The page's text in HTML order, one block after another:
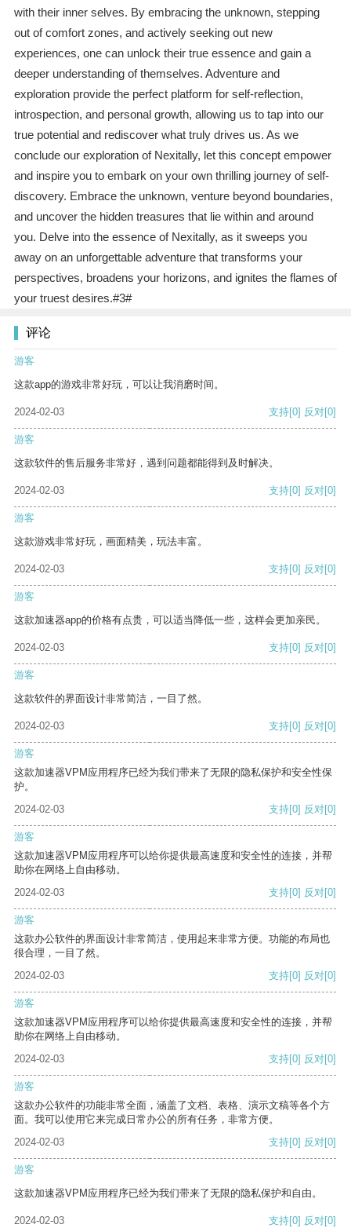
with their inner selves. By embracing the unknown, stepping
out of comfort zones, and actively seeking out new
experiences, one can unlock their true essence and gain a
deeper understanding of themselves. Adventure and
exploration provide the perfect platform for self-reflection,
introspection, and personal growth, allowing us to tap into our
true potential and rediscover what truly drives us. As we
conclude our exploration of Nexitally, let this concept empower
and inspire you to embark on your own thrilling journey of self-
discovery. Embrace the unknown, venture beyond boundaries,
and uncover the hidden treasures that lie within and around
you. Delve into the essence of Nexitally, as it sweeps you
away on an unforgettable adventure that transforms your
perspectives, broadens your horizons, and ignites the flames of
your truest desires.#3#
评论
游客
这款app的游戏非常好玩，可以让我消磨时间。
2024-02-03 支持[0] 反对[0]
游客
这款软件的售后服务非常好，遇到问题都能得到及时解决。
2024-02-03 支持[0] 反对[0]
游客
这款游戏非常好玩，画面精美，玩法丰富。
2024-02-03 支持[0] 反对[0]
游客
这款加速器app的价格有点贵，可以适当降低一些，这样会更加亲民。
2024-02-03 支持[0] 反对[0]
游客
这款软件的界面设计非常简洁，一目了然。
2024-02-03 支持[0] 反对[0]
游客
这款加速器VPM应用程序已经为我们带来了无限的隐私保护和安全性保
护。
2024-02-03
支持[0] 反对[0]
游客
这款加速器VPM应用程序可以给你提供最高速度和安全性的连接，并帮
助你在网络上自由移动。
2024-02-03
支持[0] 反对[0]
游客
这款办公软件的界面设计非常简洁，使用起来非常方便。功能的布局也
很合理，一目了然。
2024-02-03
支持[0] 反对[0]
游客
这款加速器VPM应用程序可以给你提供最高速度和安全性的连接，并帮
助你在网络上自由移动。
2024-02-03
支持[0] 反对[0]
游客
这款办公软件的功能非常全面，涵盖了文档、表格、演示文稿等各个方
面。我可以使用它来完成日常办公的所有任务，非常方便。
2024-02-03
支持[0] 反对[0]
游客
这款加速器VPM应用程序已经为我们带来了无限的隐私保护和自由。
2024-02-03 支持[0] 反对[0]